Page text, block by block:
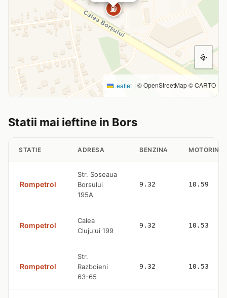
⛽
Leaflet | © OpenStreetMap © CARTO
Statii mai ieftine in Bors
STATIE ADRESA BENZINA MOTORINA
Rompetrol
Str. Soseaua
Borsului
195A
9.32 10.59
Rompetrol
Calea
Clujului 199
9.32 10.53
Rompetrol
Str.
Razboieni
63-65
9.32 10.53